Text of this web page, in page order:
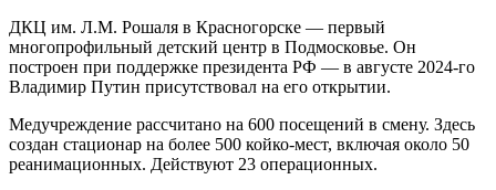
ДКЦ им. Л.М. Рошаля в Красногорске — первый
многопрофильный детский центр в Подмосковье. Он
построен при поддержке президента РФ — в августе 2024-го
Владимир Путин присутствовал на его открытии.
Медучреждение рассчитано на 600 посещений в смену. Здесь
создан стационар на более 500 койко-мест, включая около 50
реанимационных. Действуют 23 операционных.